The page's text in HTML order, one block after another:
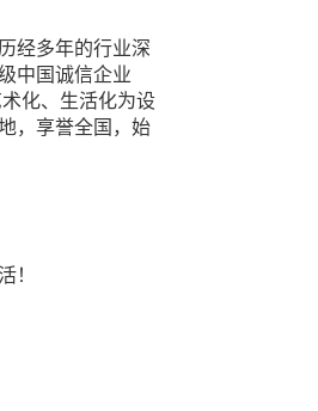
经多年的行业深
中国诚信企业
化、生活化为设
，享誉全国，始
！